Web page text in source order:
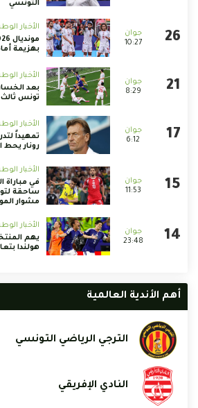
التونسي
10:27
الأخبار
بهزيمة
8:29
الأخبار
بعد
تونس ثالث
6:12
الأخبار
تمهيداً
رونار يحط
11:53
الأخبار
في مباراة
ساحقة
مشوار
23:48
الأخبار
يهم
هولندا
أهم الأندية العالمية
الترجي الرياضي التونسي
النادي الإفريقي